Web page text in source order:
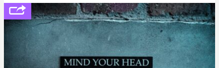
concerne le recours à des nœuds distants, pour ne
pas dire un réseau quantique multimédia interactif
(avec l’option Péritel). (
http://cpc.cx/AH432N4
Crédit photo : QuTech / Nature)